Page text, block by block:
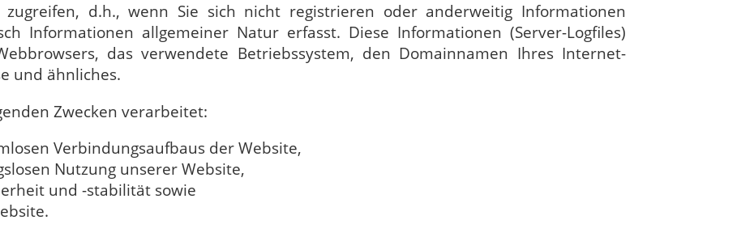
d.h., wenn Sie sich nicht registrieren oder anderweitig Informationen
Informationen allgemeiner Natur erfasst. Diese Informationen (Server-Logfiles)
das verwendete Betriebssystem, den Domainnamen Ihres Internet-
und ähnliches.
Zwecken verarbeitet:
Verbindungsaufbaus der Website,
Nutzung unserer Website,
und -stabilität sowie